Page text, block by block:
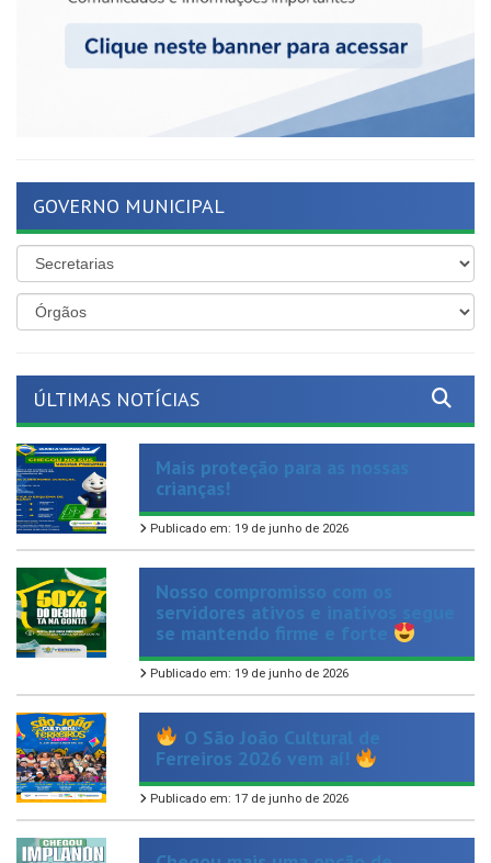
Mais proteção para as nossas
crianças!
Publicado em: 19 de junho de 2026
Nosso compromisso com os
servidores ativos e inativos segue
se mantendo firme e forte
Publicado em: 19 de junho de 2026
O São João Cultural de
Ferreiros 2026 vem aí!
Publicado em: 17 de junho de 2026
Chegou mais uma opção de
cuidado, autonomia e